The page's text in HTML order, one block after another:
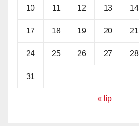
10 11 12 13 14
17 18 19 20 21
24 25 26 27 28
31
« lip